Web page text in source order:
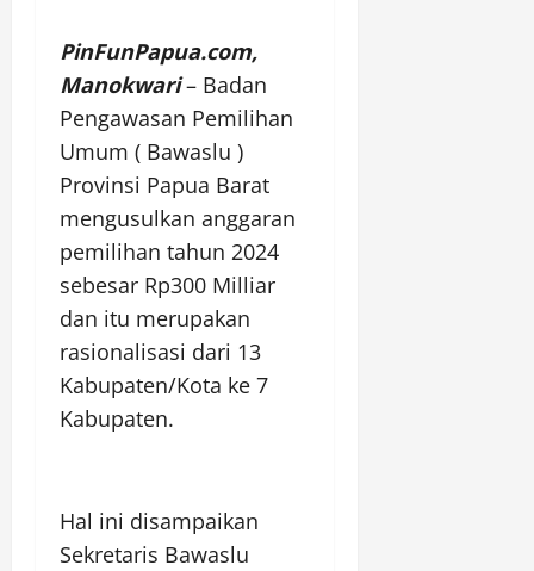
PinFunPapua.com,
Manokwari– Badan
Pengawasan Pemilihan
Umum ( Bawaslu )
Provinsi Papua Barat
mengusulkan anggaran
pemilihan tahun 2024
sebesar Rp300 Milliar
dan itu merupakan
rasionalisasi dari 13
Kabupaten/Kota ke 7
Kabupaten.
Hal ini disampaikan
Sekretaris Bawaslu